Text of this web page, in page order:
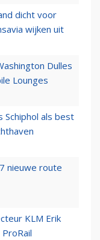
dicht voor
wijken uit
Dulles
Lounges
als best
nieuwe route
KLM Erik